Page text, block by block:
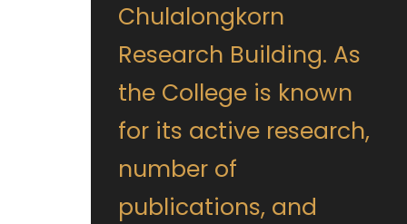
Chulalongkorn
Research Building. As
the College is known
for its active research,
number of
publications, and